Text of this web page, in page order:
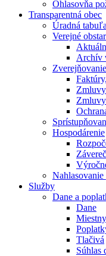
Ohlasovňa
Transparentná obec
Úradná tabuľa
Verejné
Archív
Zverejňovanie
Zmluvy
Hospodárenie
Služby
Dane a
Dane
Tlačivá
Súhlas